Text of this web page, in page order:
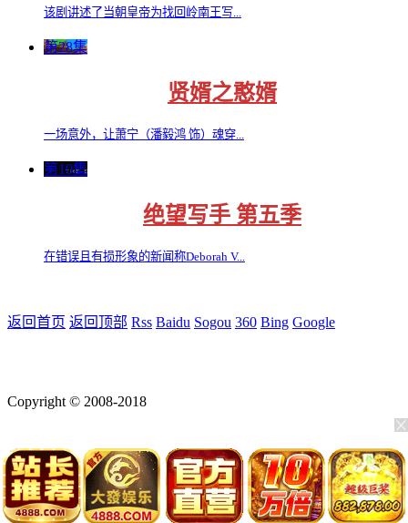
该剧讲述了当朝皇帝为找回岭南王写...
第28集
贤婿之憨婿
一场意外，让萧宁（潘毅鸿 饰）魂穿...
第10集
绝望写手 第五季
在错误且有损形象的新闻称Deborah V...
返回首页 返回顶部 Rss Baidu Sogou 360 Bing Google
Copyright © 2008-2018